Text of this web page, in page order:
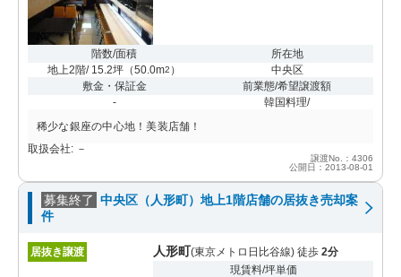
階数/面積
地上2階/ 15.2坪 （50.0m2 ）
所在地
中央区
敷金・保証金
-
前業態/希望譲渡額
韓国料理/
稀少な銀座の中心地！美装店舗！
取扱会社: －
譲渡No.：4306
公開日：2013-08-01
募集終了 中央区（人形町）地上1階店舗の居抜き売却案
件
居抜き譲渡 人形町(東京メトロ日比谷線) 徒歩 2分
現賃料/坪単価